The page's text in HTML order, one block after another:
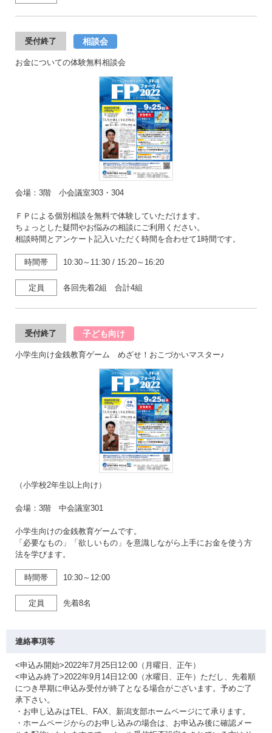
受付終了 相談会
お金についての体験無料相談会
会場：3階 小会議室303・304
ＦＰによる個別相談を無料で体験していただけます。
ちょっとした疑問やお悩みの相談にご利用ください。
相談時間とアンケート記入いただく時間を合わせて1時間です。
時間帯 10:30～11:30 / 15:20～16:20
定員 各回先着2組 合計4組
受付終了 子ども向け
小学生向け金銭教育ゲーム めざせ！おこづかいマスター♪
（小学校2年生以上向け）
会場：3階 中会議室301
小学生向けの金銭教育ゲームです。
「必要なもの」「欲しいもの」を意識しながら上手にお金を使う方
法を学びます。
時間帯 10:30～12:00
定員 先着8名
連絡事項等
<申込み開始>2022年7月25日12:00（月曜日、正午）
<申込み終了>2022年9月14日12:00（水曜日、正午）ただし、先着順
につき早期に申込み受付が終了となる場合がございます。予めご了
承下さい。
・お申し込みはTEL、FAX、新潟支部ホームページにて承ります。
・ホームページからのお申し込みの場合は、お申込み後に確認メー